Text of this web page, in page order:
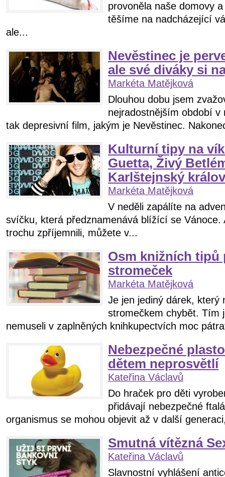
provoněla naše domovy
těšíme na nadcházející
ale...
Nevěstinec je
ale své diváky si
Markéta Matějková
Dlouhou dobu jsem
nejradostnějším období v
tak depresivní film, jakým je Nevěstinec.
Kulturní tipy na
Guetta, Živý
Karlštejnský
Markéta Matějková
V neděli zapálíte na
svíčku, která předznamenává blížící se Vánoce.
trochu zpříjemnili, můžete v...
Osm knižních tipů
stromeček
Markéta Matějková
Je jen jediný dárek, který
stromečkem chybět. Tím
nemuseli v zaplněných knihkupectvích moc
Nebezpečné
dětem neprosvětlí
Kateřina Václavů
Do hraček pro děti
přidávají nebezpečné
organismus se mohou objevit až v další
Smutná vítězná
Kateřina Václavů
Slavnostní vyhlášení